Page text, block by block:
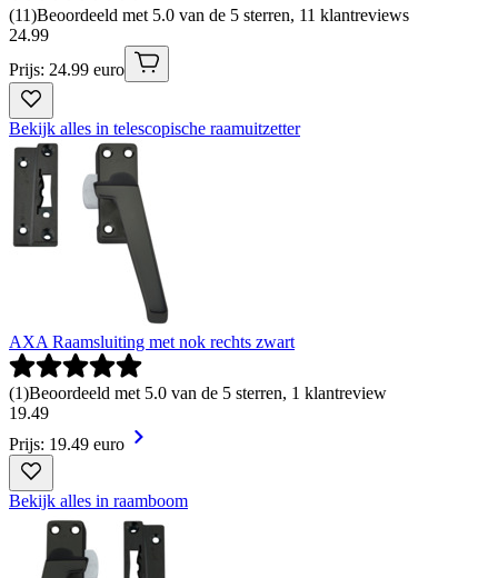
(11)Beoordeeld met 5.0 van de 5 sterren, 11 klantreviews
24.99
Prijs: 24.99 euro
Bekijk alles in telescopische raamuitzetter
AXA Raamsluiting met nok rechts zwart
(1)Beoordeeld met 5.0 van de 5 sterren, 1 klantreview
19.49
Prijs: 19.49 euro
Bekijk alles in raamboom